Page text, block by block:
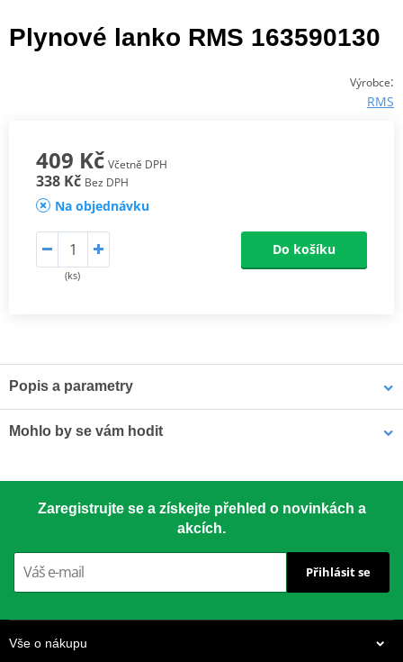
Plynové lanko RMS 163590130
Výrobce:
RMS
409 Kč Včetně DPH
338 Kč Bez DPH
Na objednávku
(ks)
Do košíku
Popis a parametry
Výrobce
Mohlo by se vám hodit
Zaregistrujte se a získejte přehled o novinkách a
akcích.
Přihlásit se
Vše o nákupu